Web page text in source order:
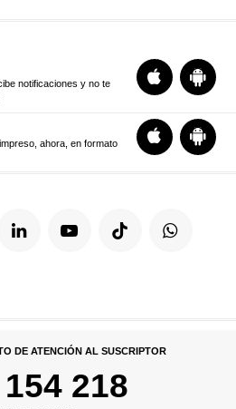
notificaciones y no te
ahora, en formato
DE ATENCIÓN AL SUSCRIPTOR
218